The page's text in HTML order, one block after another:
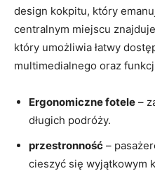
design kokpitu, który
centralnym miejscu
który umożliwia łatwy
multimedialnego oraz
Ergonomiczne fotele –
długich podróży.
przestronność –
cieszyć się wyjątkowym